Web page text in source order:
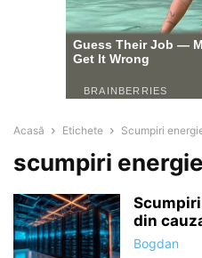
Acasă Etichete Scumpiri
scumpiri energie
din
Bogdan